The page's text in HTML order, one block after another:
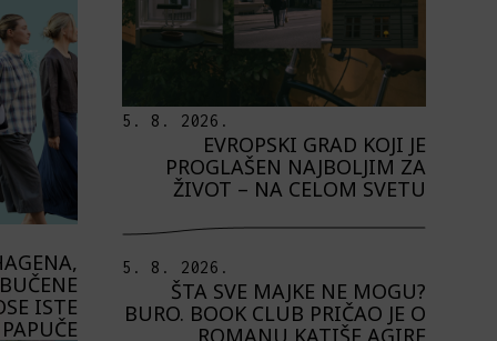
ISTE
PAPUČE
5. 8. 2026.
EVROPSKI GRAD KOJI JE
PROGLAŠEN NAJBOLJIM ZA
ŽIVOT – NA CELOM SVETU
5. 8. 2026.
ŠTA SVE MAJKE NE MOGU?
BURO. BOOK CLUB PRIČAO JE O